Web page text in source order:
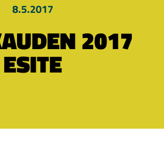
8.5.2017
2017
ESITE